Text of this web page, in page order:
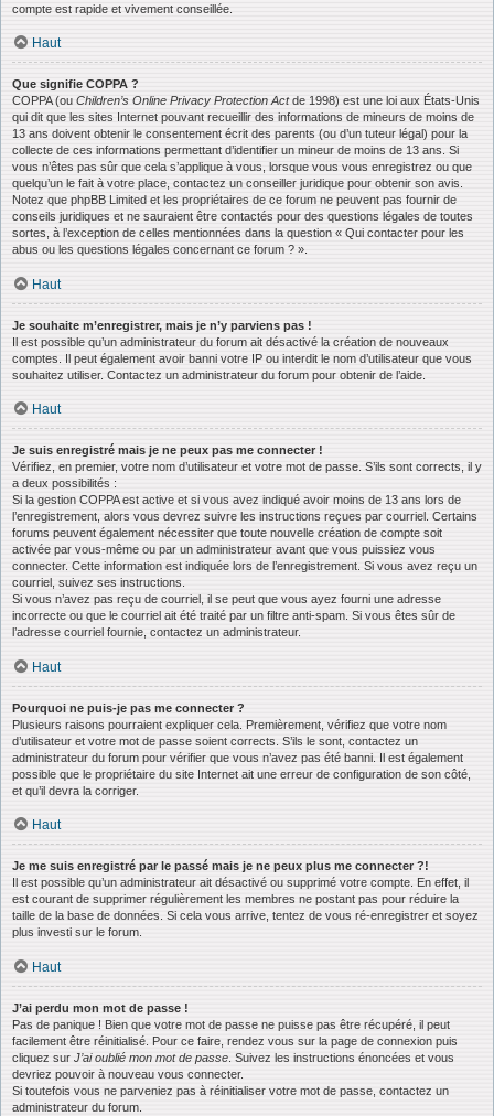
compte est rapide et vivement conseillée.
Haut
Que signifie COPPA ?
COPPA (ou Children’s Online Privacy Protection Actde 1998) est une loi aux États-Unis
qui dit que les sites Internet pouvant recueillir des informations de mineurs de moins de
13 ans doivent obtenir le consentement écrit des parents (ou d’un tuteur légal) pour la
collecte de ces informations permettant d’identifier un mineur de moins de 13 ans. Si
vous n’êtes pas sûr que cela s’applique à vous, lorsque vous vous enregistrez ou que
quelqu’un le fait à votre place, contactez un conseiller juridique pour obtenir son avis.
Notez que phpBB Limited et les propriétaires de ce forum ne peuvent pas fournir de
conseils juridiques et ne sauraient être contactés pour des questions légales de toutes
sortes, à l’exception de celles mentionnées dans la question « Qui contacter pour les
abus ou les questions légales concernant ce forum ? ».
Haut
Je souhaite m’enregistrer, mais je n’y parviens pas !
Il est possible qu’un administrateur du forum ait désactivé la création de nouveaux
comptes. Il peut également avoir banni votre IP ou interdit le nom d’utilisateur que vous
souhaitez utiliser. Contactez un administrateur du forum pour obtenir de l’aide.
Haut
Je suis enregistré mais je ne peux pas me connecter !
Vérifiez, en premier, votre nom d’utilisateur et votre mot de passe. S’ils sont corrects, il y
a deux possibilités :
Si la gestion COPPA est active et si vous avez indiqué avoir moins de 13 ans lors de
l’enregistrement, alors vous devrez suivre les instructions reçues par courriel. Certains
forums peuvent également nécessiter que toute nouvelle création de compte soit
activée par vous-même ou par un administrateur avant que vous puissiez vous
connecter. Cette information est indiquée lors de l’enregistrement. Si vous avez reçu un
courriel, suivez ses instructions.
Si vous n’avez pas reçu de courriel, il se peut que vous ayez fourni une adresse
incorrecte ou que le courriel ait été traité par un filtre anti-spam. Si vous êtes sûr de
l’adresse courriel fournie, contactez un administrateur.
Haut
Pourquoi ne puis-je pas me connecter ?
Plusieurs raisons pourraient expliquer cela. Premièrement, vérifiez que votre nom
d’utilisateur et votre mot de passe soient corrects. S’ils le sont, contactez un
administrateur du forum pour vérifier que vous n’avez pas été banni. Il est également
possible que le propriétaire du site Internet ait une erreur de configuration de son côté,
et qu’il devra la corriger.
Haut
Je me suis enregistré par le passé mais je ne peux plus me connecter ?!
Il est possible qu’un administrateur ait désactivé ou supprimé votre compte. En effet, il
est courant de supprimer régulièrement les membres ne postant pas pour réduire la
taille de la base de données. Si cela vous arrive, tentez de vous ré-enregistrer et soyez
plus investi sur le forum.
Haut
J’ai perdu mon mot de passe !
Pas de panique ! Bien que votre mot de passe ne puisse pas être récupéré, il peut
facilement être réinitialisé. Pour ce faire, rendez vous sur la page de connexion puis
cliquez sur J’ai oublié mon mot de passe . Suivez les instructions énoncées et vous
devriez pouvoir à nouveau vous connecter.
Si toutefois vous ne parveniez pas à réinitialiser votre mot de passe, contactez un
administrateur du forum.